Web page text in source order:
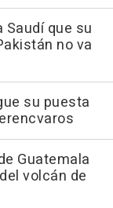
Saudí que su
no va
su puesta
Guatemala
volcán de